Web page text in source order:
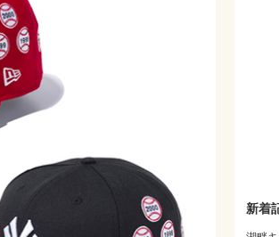
新着